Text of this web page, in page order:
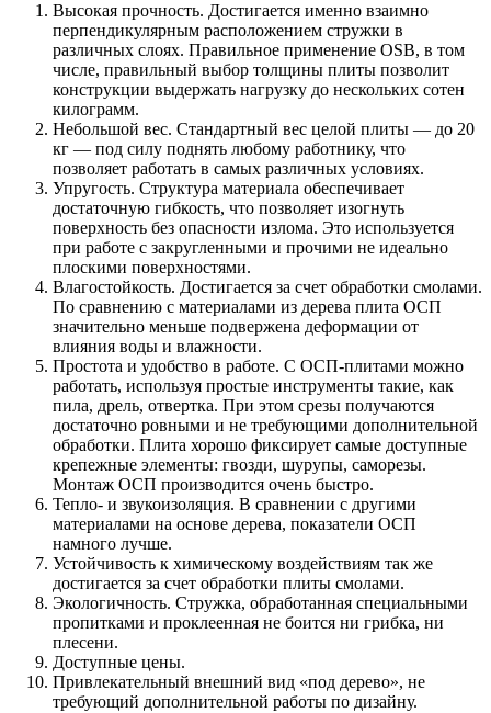
Высокая прочность. Достигается именно взаимно
перпендикулярным расположением стружки в
различных слоях. Правильное применение OSB, в том
числе, правильный выбор толщины плиты позволит
конструкции выдержать нагрузку до нескольких сотен
килограмм.
Небольшой вес. Стандартный вес целой плиты — до 20
кг — под силу поднять любому работнику, что
позволяет работать в самых различных условиях.
Упругость. Структура материала обеспечивает
достаточную гибкость, что позволяет изогнуть
поверхность без опасности излома. Это используется
при работе с закругленными и прочими не идеально
плоскими поверхностями.
Влагостойкость. Достигается за счет обработки смолами.
По сравнению с материалами из дерева плита ОСП
значительно меньше подвержена деформации от
влияния воды и влажности.
Простота и удобство в работе. С ОСП-плитами можно
работать, используя простые инструменты такие, как
пила, дрель, отвертка. При этом срезы получаются
достаточно ровными и не требующими дополнительной
обработки. Плита хорошо фиксирует самые доступные
крепежные элементы: гвозди, шурупы, саморезы.
Монтаж ОСП производится очень быстро.
Тепло- и звукоизоляция. В сравнении с другими
материалами на основе дерева, показатели ОСП
намного лучше.
Устойчивость к химическому воздействиям так же
достигается за счет обработки плиты смолами.
Экологичность. Стружка, обработанная специальными
пропитками и проклеенная не боится ни грибка, ни
плесени.
Доступные цены.
Привлекательный внешний вид «под дерево», не
требующий дополнительной работы по дизайну.